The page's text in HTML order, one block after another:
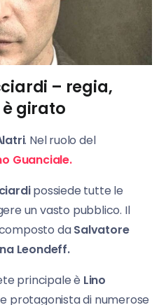
– regia,
girato
. Nel ruolo del
Guanciale.
possiede tutte le
un vasto pubblico. Il
daSalvatore
Leondeff.
principale è Lino
protagonista di numerose